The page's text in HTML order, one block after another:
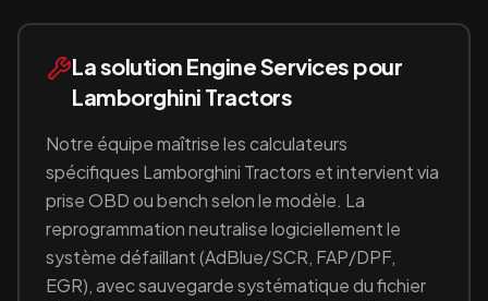
La solution Engine Services pour
Lamborghini Tractors
Notre équipe maîtrise les calculateurs
spécifiques Lamborghini Tractors et intervient via
prise OBD ou bench selon le modèle. La
reprogrammation neutralise logiciellement le
système défaillant (AdBlue/SCR, FAP/DPF,
EGR), avec sauvegarde systématique du fichier